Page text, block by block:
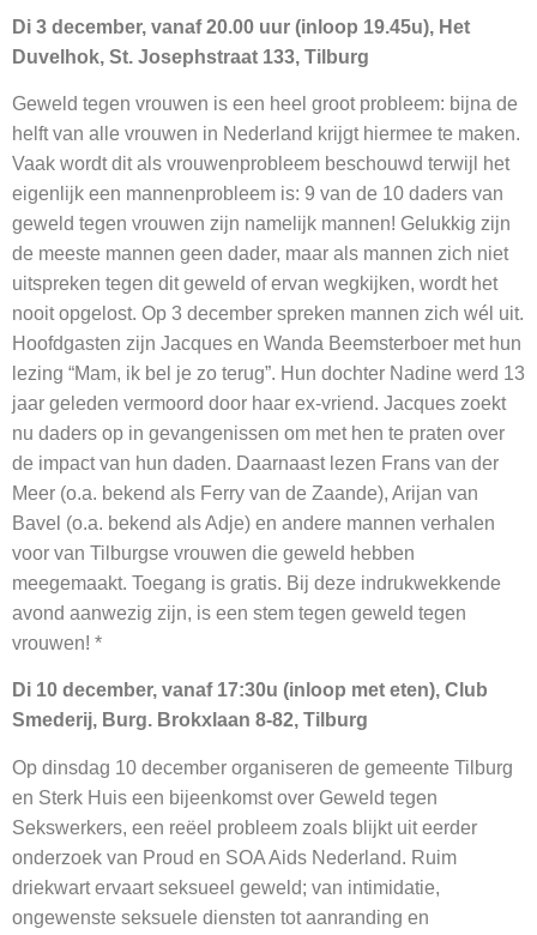
Di 3 december, vanaf 20.00 uur (inloop 19.45u), Het
Duvelhok, St. Josephstraat 133, Tilburg
Geweld tegen vrouwen is een heel groot probleem: bijna de
helft van alle vrouwen in Nederland krijgt hiermee te maken.
Vaak wordt dit als vrouwenprobleem beschouwd terwijl het
eigenlijk een mannenprobleem is: 9 van de 10 daders van
geweld tegen vrouwen zijn namelijk mannen! Gelukkig zijn
de meeste mannen geen dader, maar als mannen zich niet
uitspreken tegen dit geweld of ervan wegkijken, wordt het
nooit opgelost. Op 3 december spreken mannen zich wél uit.
Hoofdgasten zijn Jacques en Wanda Beemsterboer met hun
lezing “Mam, ik bel je zo terug”. Hun dochter Nadine werd 13
jaar geleden vermoord door haar ex-vriend. Jacques zoekt
nu daders op in gevangenissen om met hen te praten over
de impact van hun daden. Daarnaast lezen Frans van der
Meer (o.a. bekend als Ferry van de Zaande), Arijan van
Bavel (o.a. bekend als Adje) en andere mannen verhalen
voor van Tilburgse vrouwen die geweld hebben
meegemaakt. Toegang is gratis. Bij deze indrukwekkende
avond aanwezig zijn, is een stem tegen geweld tegen
vrouwen! *
Di 10 december, vanaf 17:30u (inloop met eten), Club
Smederij, Burg. Brokxlaan 8-82, Tilburg
Op dinsdag 10 december organiseren de gemeente Tilburg
en Sterk Huis een bijeenkomst over Geweld tegen
Sekswerkers, een reëel probleem zoals blijkt uit eerder
onderzoek van Proud en SOA Aids Nederland. Ruim
driekwart ervaart seksueel geweld; van intimidatie,
ongewenste seksuele diensten tot aanranding en